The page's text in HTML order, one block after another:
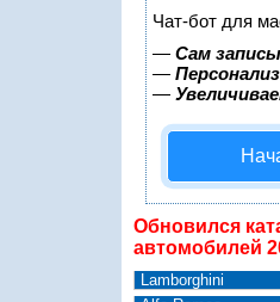
Чат-бот для
— Сам
—
—
Обновился
автомобилей
Lamborghini